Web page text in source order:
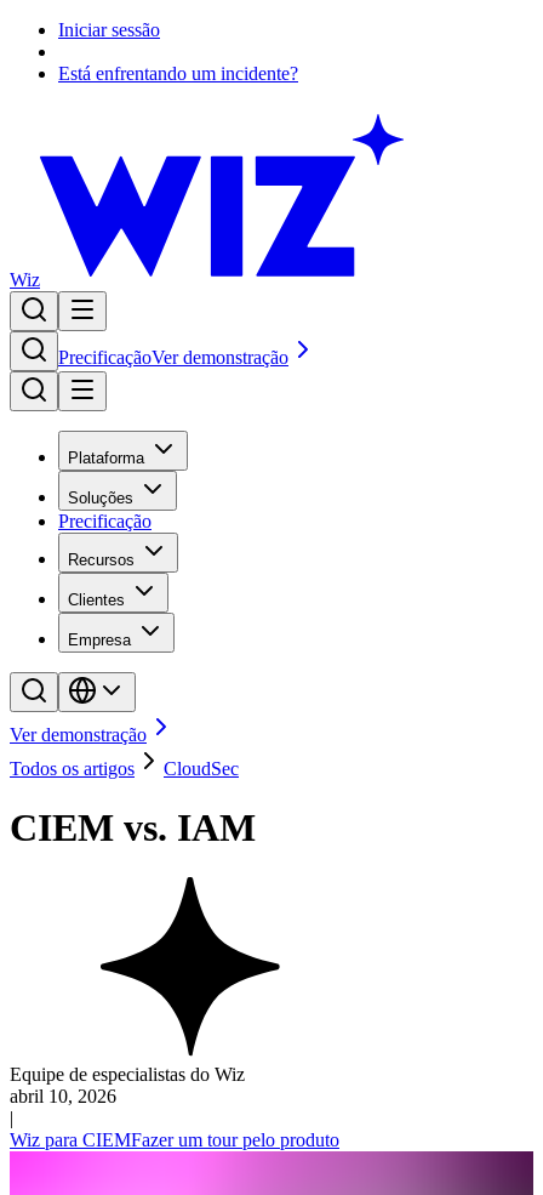
Iniciar sessão
Está enfrentando um incidente?
Wiz
PrecificaçãoVer demonstração
Plataforma
Soluções
Precificação
Recursos
Clientes
Empresa
Ver demonstração
Todos os artigos
CloudSec
CIEM vs. IAM
Equipe de especialistas do Wiz
abril 10, 2026
|
Wiz para CIEMFazer um tour pelo produto